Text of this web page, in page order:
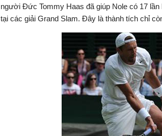
người Đức Tommy Haas đã giúp Nole có 17
tại các giải Grand Slam. Đây là thành tích chỉ